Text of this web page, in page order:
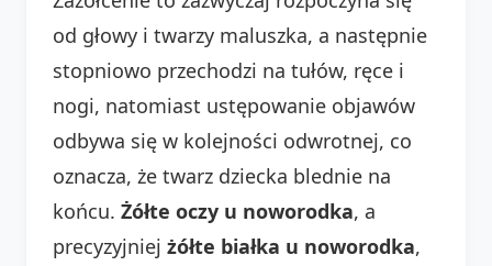
od głowy i twarzy maluszka, a następnie
stopniowo przechodzi na tułów, ręce i
nogi, natomiast ustępowanie objawów
odbywa się w kolejności odwrotnej, co
oznacza, że twarz dziecka blednie na
końcu. Żółte oczy u noworodka, a
precyzyjniej żółte białka u noworodka,